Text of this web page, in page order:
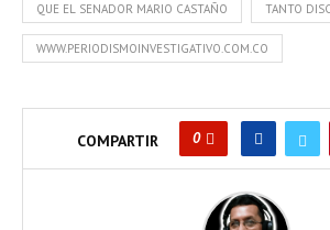
QUE EL SENADOR MARIO CASTAÑO TANTO
WWW.PERIODISMOINVESTIGATIVO.COM.CO
COMPARTIR 0